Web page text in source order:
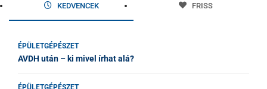
KEDVENCEK FRISS
ÉPÜLETGÉPÉSZET
AVDH után – ki mivel írhat alá?
ÉPÜLETGÉPÉSZET